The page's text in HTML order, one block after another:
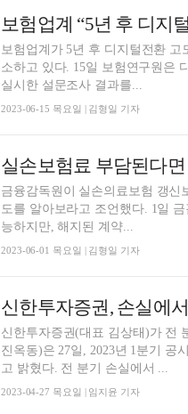
보험업계 “5년 후 디지
보험업계가 5년 후 디지털전환
소하고 있다. 15일 보험연구원은 디지털전략‧전환‧혁신 총괄 부서 책임자 30명을 대상으로
실시한 설문조사 결과를...
2023-06-15 목요일 | 김형일 기자
실손보험료 부담된다
금융감독원이 실손의료보험 갱신
도를 알아보라고 조언했다. 1일 금감원은 이같이 발표하며 실손보험은 계약 소멸 전 해지가 가
능하지만, 해지된 계약...
2023-06-01 목요일 | 김형일 기자
신한투자증권(대표 김상태)가 전
진옥동)은 27일, 2023년 1분기 공
고 밝혔다. 전 분기 손실에서 ...
2023-04-27 목요일 | 임지윤 기자